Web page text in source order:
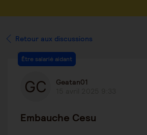
Retour aux discussions
Être salarié aidant
Geatan01
Embauche Cesu